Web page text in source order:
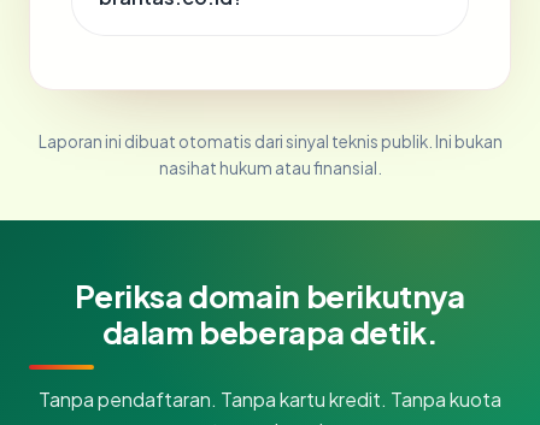
Laporan ini dibuat otomatis dari sinyal teknis publik. Ini bukan
nasihat hukum atau finansial.
Periksa domain berikutnya
dalam beberapa detik.
Tanpa pendaftaran. Tanpa kartu kredit. Tanpa kuota